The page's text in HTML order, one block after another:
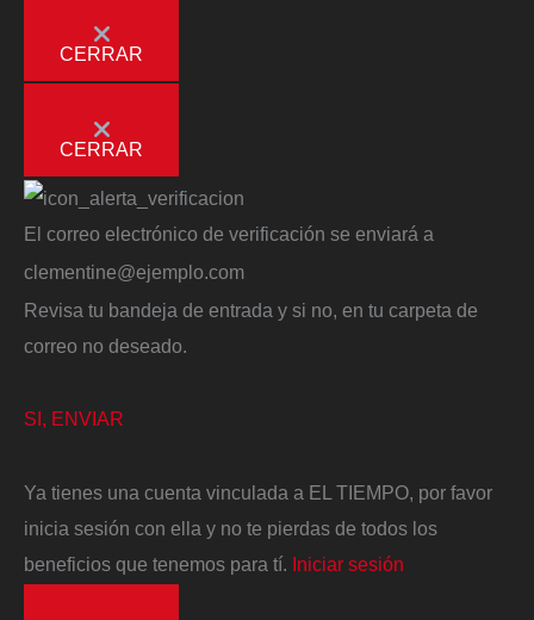
CERRAR
CERRAR
El correo electrónico de verificación se enviará a
clementine@ejemplo.com
Revisa tu bandeja de entrada y si no, en tu carpeta de
correo no deseado.
SI, ENVIAR
Ya tienes una cuenta vinculada a EL TIEMPO, por favor
inicia sesión con ella y no te pierdas de todos los
beneficios que tenemos para tí. Iniciar sesión